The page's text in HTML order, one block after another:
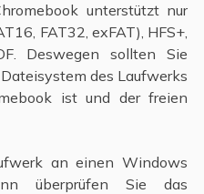
unterstützt nur
FAT32, exFAT), HFS+,
Deswegen sollten Sie
des Laufwerks
ist und der freien
an einen Windows
überprüfen Sie das